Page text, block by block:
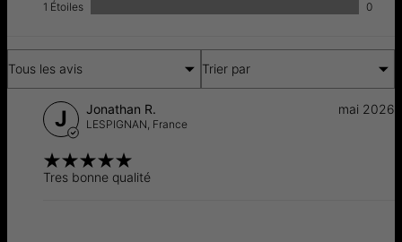
RetoursLivraison
1 Étoiles
0
Tous les avis Trier par
J Jonathan R.
LESPIGNAN, France
mai 2026
Tres bonne qualité